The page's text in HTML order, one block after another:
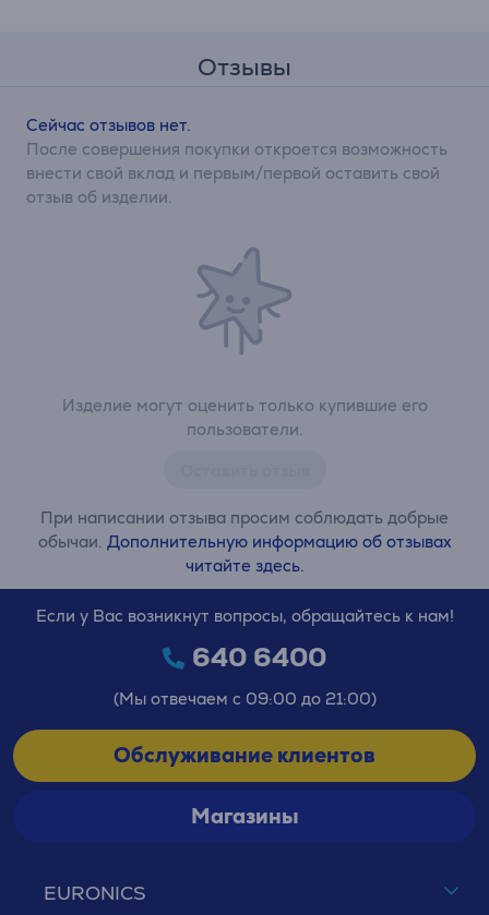
Отзывы
Изделие могут оценить только купившие его
пользователи.
При написании отзыва просим соблюдать добрые
обычаи. Дополнительную информацию об отзывах
читайте здесь.
Сейчас отзывов нет.
После совершения покупки откроется возможность
внести свой вклад и первым/первой оставить свой
отзыв об изделии.
EURONICS
Если у Вас возникнут вопросы, обращайтесь к нам!
640 6400
(Мы отвечаем с 09:00 до 21:00)
Обслуживание клиентов
Магазины